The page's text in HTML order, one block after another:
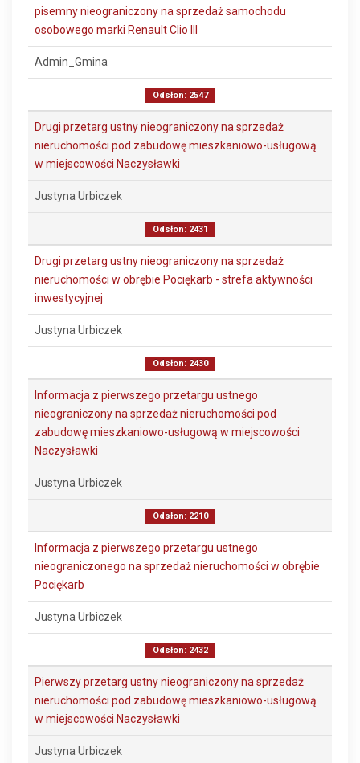
pisemny nieograniczony na sprzedaż samochodu
osobowego marki Renault Clio III
Admin_Gmina
Odsłon: 2547
Drugi przetarg ustny nieograniczony na sprzedaż
nieruchomości pod zabudowę mieszkaniowo-usługową
w miejscowości Naczysławki
Justyna Urbiczek
Odsłon: 2431
Drugi przetarg ustny nieograniczony na sprzedaż
nieruchomości w obrębie Pociękarb - strefa aktywności
inwestycyjnej
Justyna Urbiczek
Odsłon: 2430
Informacja z pierwszego przetargu ustnego
nieograniczony na sprzedaż nieruchomości pod
zabudowę mieszkaniowo-usługową w miejscowości
Naczysławki
Justyna Urbiczek
Odsłon: 2210
Informacja z pierwszego przetargu ustnego
nieograniczonego na sprzedaż nieruchomości w obrębie
Pociękarb
Justyna Urbiczek
Odsłon: 2432
Pierwszy przetarg ustny nieograniczony na sprzedaż
nieruchomości pod zabudowę mieszkaniowo-usługową
w miejscowości Naczysławki
Justyna Urbiczek